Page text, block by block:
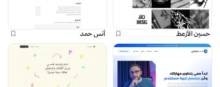
حسين الأزعط أنس حمد